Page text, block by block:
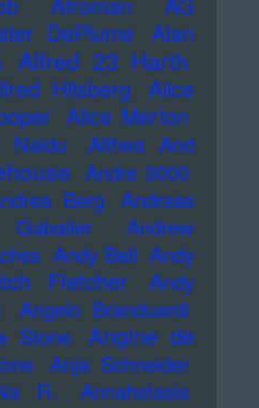
DePlume
Alan
Alfred 23 Harth
Hilsberg
Alice
Alice Merton
Naidu
Althea And
Andre 3000
Berg
Andreas
Andrew
Andy Bell Andy
Fletcher
Andy
Angelo Branduardi
Stone
Angine de
Anja Schneider
R.
Annahstasia